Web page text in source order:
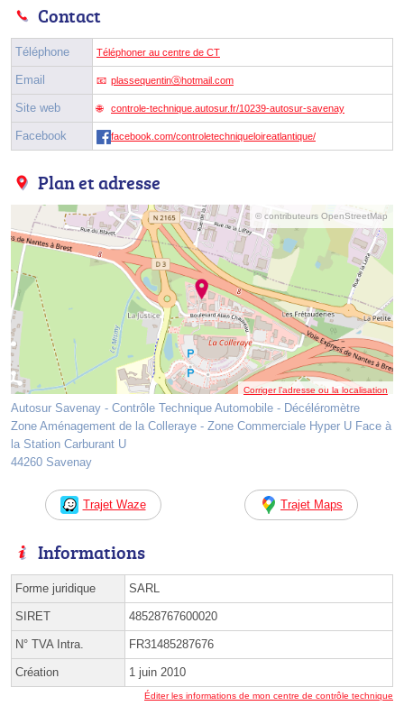
Contact
Téléphone Téléphoner au centre de CT
Email plassequentinⓐhotmail.com
Site web controle-technique.autosur.fr/10239-autosur-savenay
Facebook facebook.com/controletechniqueloireatlantique/
Plan et adresse
© contributeurs OpenStreetMap
Corriger l’adresse ou la localisation
Autosur Savenay - Contrôle Technique Automobile - Décéléromètre
Zone Aménagement de la Colleraye - Zone Commerciale Hyper U Face à
la Station Carburant U
44260 Savenay
Trajet Waze Trajet Maps
Informations
Forme juridique SARL
SIRET 48528767600020
N° TVA Intra. FR31485287676
Création 1 juin 2010
Éditer les informations de mon centre de contrôle technique